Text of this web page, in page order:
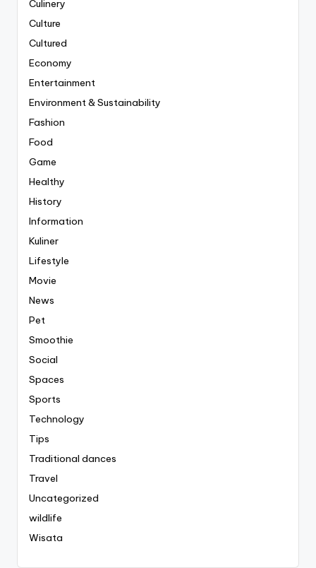
Culinery
Culture
Cultured
Economy
Entertainment
Environment & Sustainability
Fashion
Food
Game
Healthy
History
Information
Kuliner
Lifestyle
Movie
News
Pet
Smoothie
Social
Spaces
Sports
Technology
Tips
Traditional dances
Travel
Uncategorized
wildlife
Wisata